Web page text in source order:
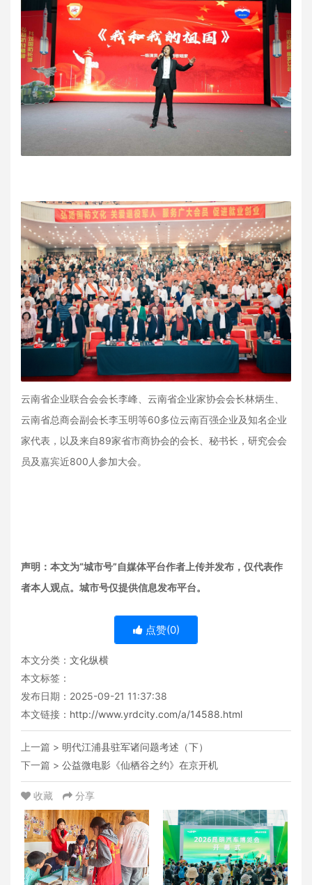
云南省企业联合会会长李峰、云南省企业家协会会长林炳生、
云南省总商会副会长李玉明等60多位云南百强企业及知名企业
家代表，以及来自89家省市商协会的会长、秘书长，研究会会
员及嘉宾近800人参加大会。
声明：本文为“城市号”自媒体平台作者上传并发布，仅代表作
者本人观点。城市号仅提供信息发布平台。
点赞(0)
本文分类： 文化纵横
本文标签：
发布日期：2025-09-21 11:37:38
本文链接： http://www.yrdcity.com/a/14588.html
上一篇 > 明代江浦县驻军诸问题考述（下）
下一篇 > 公益微电影《仙栖谷之约》在京开机
收藏 分享